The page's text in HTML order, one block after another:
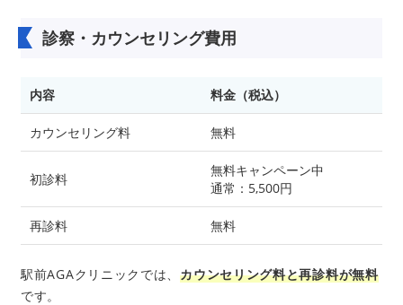
診察・カウンセリング費用
内容 料金（税込）
カウンセリング料 無料
初診料
無料キャンペーン中
通常：5,500円
再診料 無料
駅前AGAクリニックでは、カウンセリング料と再診料が無料
です。